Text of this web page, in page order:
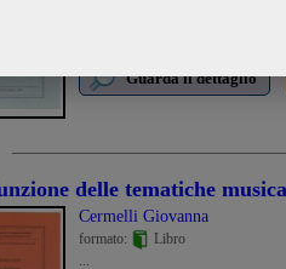
Guarda il dettaglio
delle tematiche
Cermelli Giovanna
formato:
Libro
...